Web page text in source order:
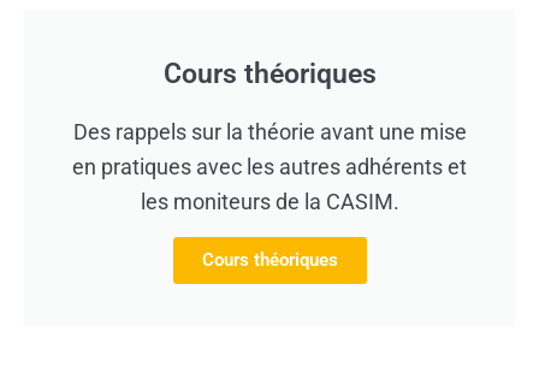
Cours théoriques
Des rappels sur la théorie avant une mise
en pratiques avec les autres adhérents et
les moniteurs de la CASIM.
Cours théoriques